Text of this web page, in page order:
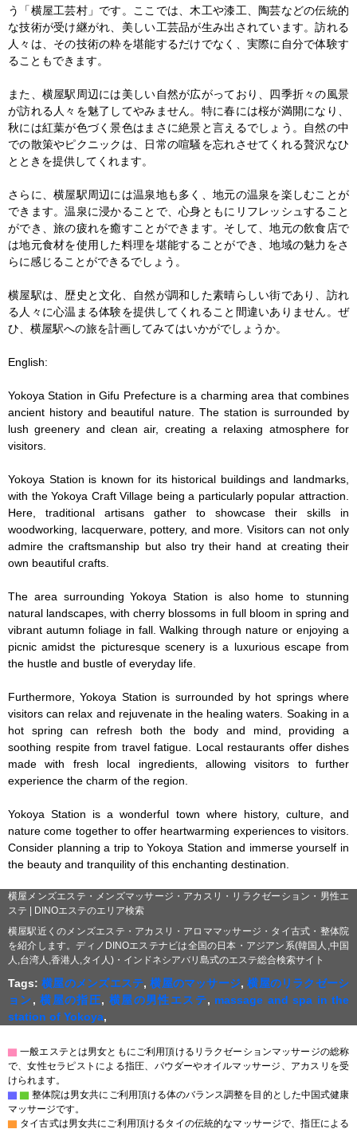
う「横屋工芸村」です。ここでは、木工や漆工、陶芸などの伝統的
な技術が受け継がれ、美しい工芸品が生み出されています。訪れる
人々は、その技術の粋を堪能するだけでなく、実際に自分で体験す
ることもできます。
また、横屋駅周辺には美しい自然が広がっており、四季折々の風景
が訪れる人々を魅了してやみません。特に春には桜が満開になり、
秋には紅葉が色づく景色はまさに絶景と言えるでしょう。自然の中
での散策やピクニックは、日常の喧騒を忘れさせてくれる贅沢なひ
とときを提供してくれます。
さらに、横屋駅周辺には温泉地も多く、地元の温泉を楽しむことが
できます。温泉に浸かることで、心身ともにリフレッシュすること
ができ、旅の疲れを癒すことができます。そして、地元の飲食店で
は地元食材を使用した料理を堪能することができ、地域の魅力をさ
らに感じることができるでしょう。
横屋駅は、歴史と文化、自然が調和した素晴らしい街であり、訪れ
る人々に心温まる体験を提供してくれること間違いありません。ぜ
ひ、横屋駅への旅を計画してみてはいかがでしょうか。
English:
Yokoya Station in Gifu Prefecture is a charming area that combines
ancient history and beautiful nature. The station is surrounded by
lush greenery and clean air, creating a relaxing atmosphere for
visitors.
Yokoya Station is known for its historical buildings and landmarks,
with the Yokoya Craft Village being a particularly popular attraction.
Here, traditional artisans gather to showcase their skills in
woodworking, lacquerware, pottery, and more. Visitors can not only
admire the craftsmanship but also try their hand at creating their
own beautiful crafts.
The area surrounding Yokoya Station is also home to stunning
natural landscapes, with cherry blossoms in full bloom in spring and
vibrant autumn foliage in fall. Walking through nature or enjoying a
picnic amidst the picturesque scenery is a luxurious escape from
the hustle and bustle of everyday life.
Furthermore, Yokoya Station is surrounded by hot springs where
visitors can relax and rejuvenate in the healing waters. Soaking in a
hot spring can refresh both the body and mind, providing a
soothing respite from travel fatigue. Local restaurants offer dishes
made with fresh local ingredients, allowing visitors to further
experience the charm of the region.
Yokoya Station is a wonderful town where history, culture, and
nature come together to offer heartwarming experiences to visitors.
Consider planning a trip to Yokoya Station and immerse yourself in
the beauty and tranquility of this enchanting destination.
横屋メンズエステ・メンズマッサージ・アカスリ・リラクゼーション・男性エ
ステ | DINOエステのエリア検索
横屋駅近くのメンズエステ・アカスリ・アロママッサージ・タイ古式・整体院
を紹介します。ディノDINOエステナビは全国の日本・アジアン系(韓国人,中国
人,台湾人,香港人,タイ人)・インドネシアバリ島式のエステ総合検索サイト
Tags:横屋のメンズエステ,横屋のマッサージ,横屋のリラクゼーシ
ョン,横屋の指圧, 横屋の男性エステ, massage and spa in the
station of Yokoya,
▇ 一般エステとは男女ともにご利用頂けるリラクゼーションマッサージの総称
で、女性セラピストによる指圧、パウダーやオイルマッサージ、アカスリを受
けられます。
▇ ▇ 整体院は男女共にご利用頂ける体のバランス調整を目的とした中国式健康
マッサージです。
▇ タイ古式は男女共にご利用頂けるタイの伝統的なマッサージで、指圧による